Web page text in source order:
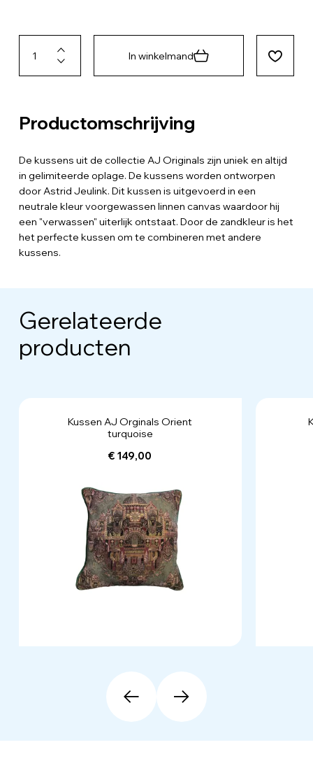
In winkelmand
Productomschrijving
De kussens uit de collectie AJ Originals zijn uniek en altijd
in gelimiteerde oplage. De kussens worden ontworpen
door Astrid Jeulink. Dit kussen is uitgevoerd in een
neutrale kleur voorgewassen linnen canvas waardoor hij
een "verwassen" uiterlijk ontstaat. Door de zandkleur is het
het perfecte kussen om te combineren met andere
kussens.
Gerelateerde
producten
Kussen AJ Orginals Orient
turquoise
€ 149,00